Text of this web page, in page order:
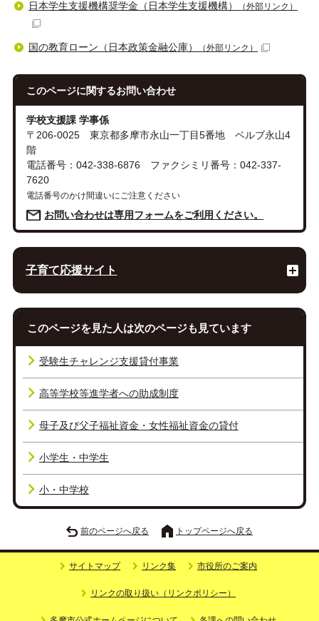
日本学生支援機構奨学金（日本学生支援機構） （外部リンク）
国の教育ローン（日本政策金融公庫） （外部リンク）
このページに関するお問い合わせ
学校支援課 学事係
〒206-0025 東京都多摩市永山一丁目5番地 ベルブ永山4
階
電話番号：042-338-6876 ファクシミリ番号：042-337-
7620
電話番号のかけ間違いにご注意ください
お問い合わせは専用フォームをご利用ください。
子育て応援サイト
このページを見た人は次のページも見ています
受験生チャレンジ支援貸付事業
高等学校等進学者への助成制度
母子及び父子福祉資金・女性福祉資金の貸付
小学生・中学生
小・中学校
前のページへ戻る トップページへ戻る
サイトマップ リンク集 市役所のご案内
リンクの取り扱い（リンクポリシー）